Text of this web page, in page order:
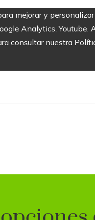
mejorar y
Analytics,
consultar nuestra